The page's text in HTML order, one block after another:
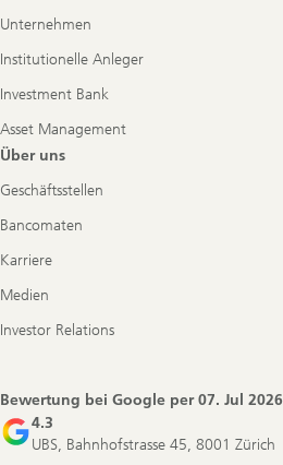
Unternehmen
Institutionelle Anleger
Investment Bank
Asset Management
Über uns
Geschäftsstellen
Bancomaten
Karriere
Medien
Investor Relations
Bewertung bei Google per07. Jul 2026
4.3
UBS, Bahnhofstrasse 45, 8001 Zürich